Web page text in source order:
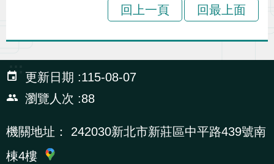
回上一頁 回最上面
:::
更新日期
115-08-07
瀏覽人次
88
機關地址：
242030新北市新莊區中平路439號南
棟4樓